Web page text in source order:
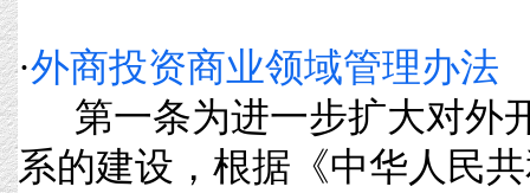
·外商投资商业领域管理办法
第一条为进一步扩大对外
系的建设，根据《中华人民